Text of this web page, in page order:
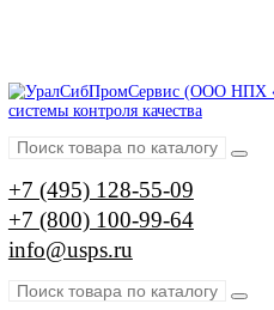
Упаковочные
Моечные машины
Ультразвуковые
Измерительные
Визуальный контроль
Видеоэндоскопы